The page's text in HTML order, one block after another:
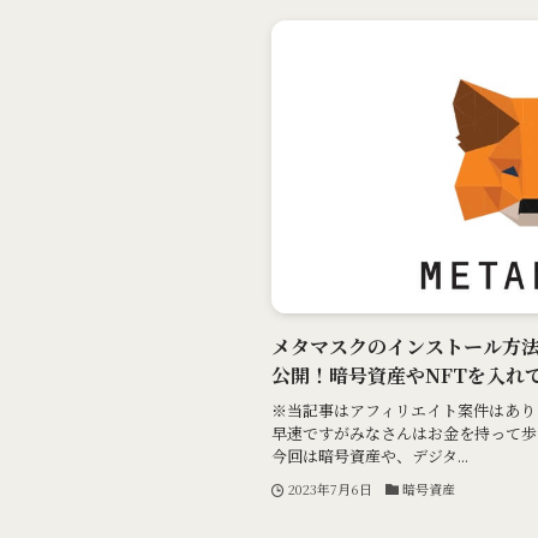
メタマスクのインストール方
公開！暗号資産やNFTを入れ
※当記事はアフィリエイト案件はあ
早速ですがみなさんはお金を持って
今回は暗号資産や、デジタ...
2023年7月6日 暗号資産